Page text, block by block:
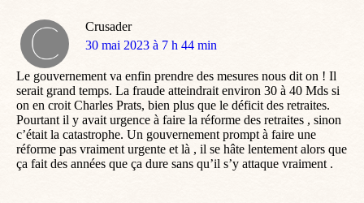
Crusader
dit
30 mai 2023 à 7 h 44 min
Le gouvernement va enfin prendre des mesures nous dit on ! Il
serait grand temps. La fraude atteindrait environ 30 à 40 Mds si
on en croit Charles Prats, bien plus que le déficit des retraites.
Pourtant il y avait urgence à faire la réforme des retraites , sinon
c’était la catastrophe. Un gouvernement prompt à faire une
réforme pas vraiment urgente et là , il se hâte lentement alors que
ça fait des années que ça dure sans qu’il s’y attaque vraiment .